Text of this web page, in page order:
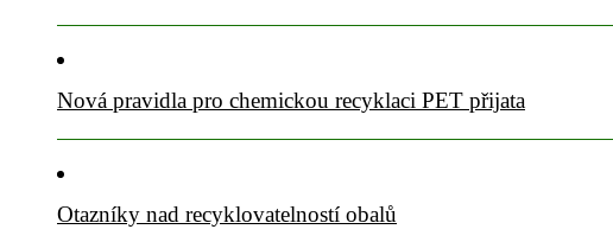
Nová pravidla pro chemickou recyklaci PET přijata
Otazníky nad recyklovatelností obalů